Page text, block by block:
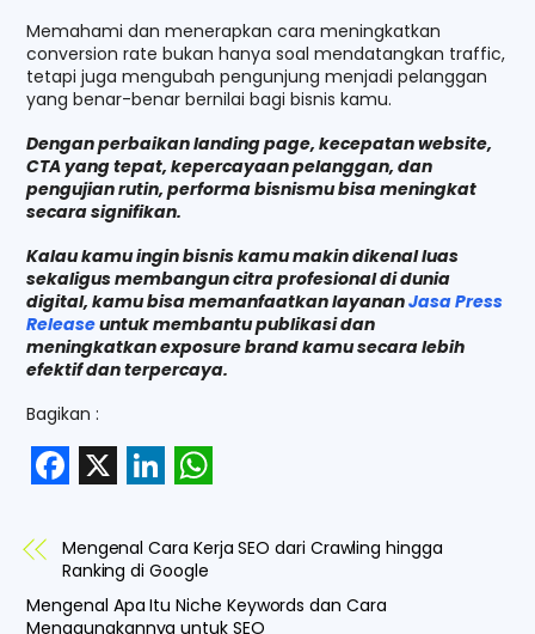
Memahami dan menerapkan cara meningkatkan
conversion rate bukan hanya soal mendatangkan traffic,
tetapi juga mengubah pengunjung menjadi pelanggan
yang benar-benar bernilai bagi bisnis kamu.
Dengan perbaikan landing page, kecepatan website,
CTA yang tepat, kepercayaan pelanggan, dan
pengujian rutin, performa bisnismu bisa meningkat
secara signifikan.
Kalau kamu ingin bisnis kamu makin dikenal luas
sekaligus membangun citra profesional di dunia
digital, kamu bisa memanfaatkan layananJasa Press
Releaseuntuk membantu publikasi dan
meningkatkan exposure brand kamu secara lebih
efektif dan terpercaya.
Bagikan :
a
e
i
n
k
h
a
t
Mengenal Cara Kerja SEO dari Crawling hingga
Ranking di Google
Mengenal Apa Itu Niche Keywords dan Cara
Menggunakannya untuk SEO